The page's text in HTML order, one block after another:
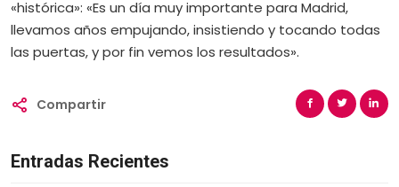
«histórica»: «Es un día muy importante para Madrid,
llevamos años empujando, insistiendo y tocando todas
las puertas, y por fin vemos los resultados».
Compartir
Entradas Recientes